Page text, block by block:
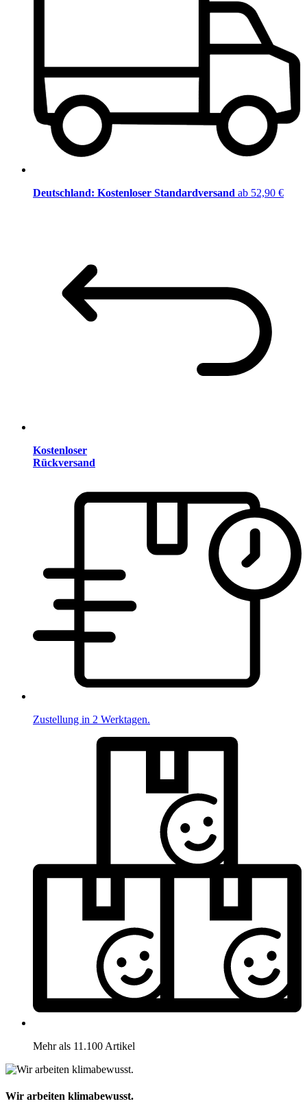
Deutschland: Kostenloser Standardversand ab 52,90 €
Kostenloser
Rückversand
Zustellung in 2 Werktagen.
Mehr als 11.100 Artikel
Wir arbeiten klimabewusst.